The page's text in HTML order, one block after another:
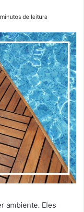
de leitura
ambiente. Eles